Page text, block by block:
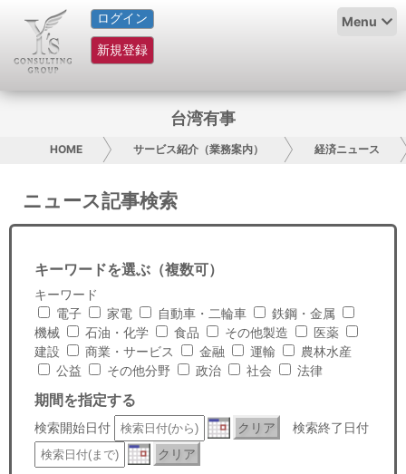
ログイン
新規登録
Menu
HOME
サービス紹介
グループ概要
採用情報
日本人にPR
コンサルティング
リサーチ
セミナー
経済ニュース
台湾有事
HOME サービス紹介（業務案内） 経済ニュース
ニュース記事検索
キーワードを選ぶ（複数可）
キーワード
電子
家電 自動車・二輪車
鉄鋼・金属
機械
石油・化学 食品 その他製造
医薬
建設
商業・サービス 金融 運輸
農林水産
公益
その他分野 政治 社会 法律
期間を指定する
検索開始日付 クリア
検索終了日付
クリア